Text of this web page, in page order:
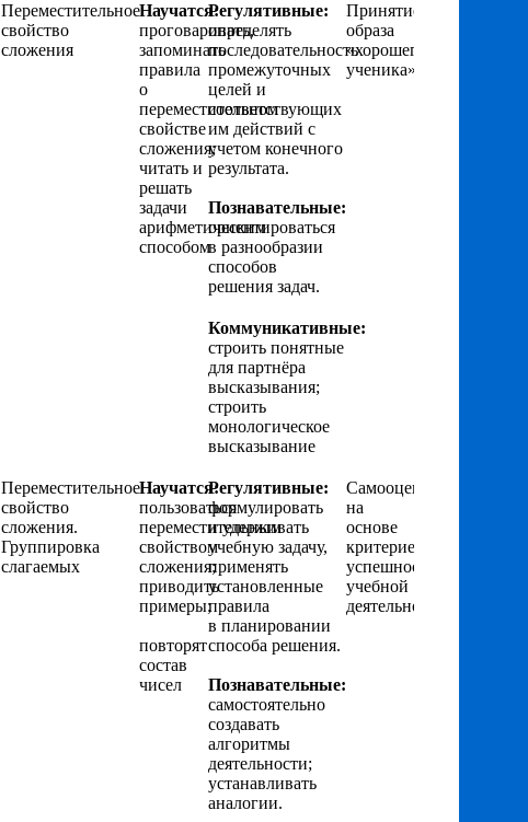
Переместительное
свойство
сложения
Научатся:
проговаривать,
запоминать
правила
о
переместительном
свойстве
сложения;
читать и
решать
задачи
арифметическим
способом
Регулятивные:
определять
последовательность
промежуточных
целей и
соответствующих
им действий с
учетом конечного
результата.
Познавательные:
ориентироваться
в разнообразии
способов
решения задач.
Принятие
образа
«хорошего
ученика»
Коммуникативные:
строить понятные
для партнёра
высказывания;
строить
монологическое
высказывание
Переместительное
свойство
сложения.
Группировка
слагаемых
Научатся:
пользоваться
переместительным
свойством
сложения;
приводить
примеры;
повторят
состав
чисел
Регулятивные:
формулировать
и удерживать
учебную задачу,
применять
установленные
правила
в планировании
способа решения.
Познавательные:
самостоятельно
создавать
алгоритмы
деятельности;
устанавливать
аналогии.
Самооценка
на
основе
критериев
успешности
учебной
деятельности